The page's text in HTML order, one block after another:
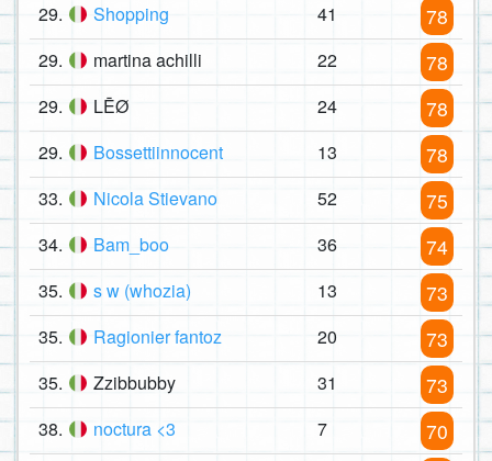
29. Shopping 41 78
29. martina achilli 22 78
29. LĒØ 24 78
29. Bossettiinnocent 13 78
33. Nicola Stievano 52 75
34. Bam_boo 36 74
35. s w (whozia) 13 73
35. Ragionier fantoz 20 73
35. Zzibbubby 31 73
38. noctura <3 7 70